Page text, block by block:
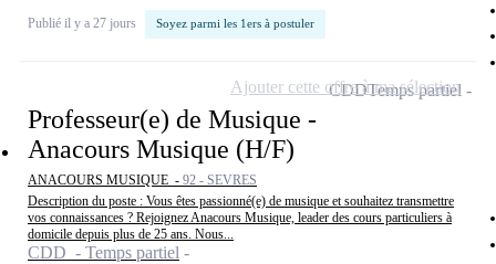
Publié il y a 27 jours Soyez parmi les 1ers à postuler
Professeur(e) de Musique -
Anacours Musique (H/F)
ANACOURS MUSIQUE - 92 - SEVRES
Description du poste : Vous êtes passionné(e) de musique et souhaitez transmettre
vos connaissances ? Rejoignez Anacours Musique, leader des cours particuliers à
domicile depuis plus de 25 ans. Nous...
CDD - Temps partiel
CDDTemps partiel
Ajouter cette offre à ma sélection